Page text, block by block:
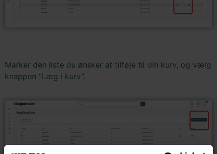
Marker den liste du ønsker at tilføje til din kurv, og vælg
knappen “Læg i kurv”.